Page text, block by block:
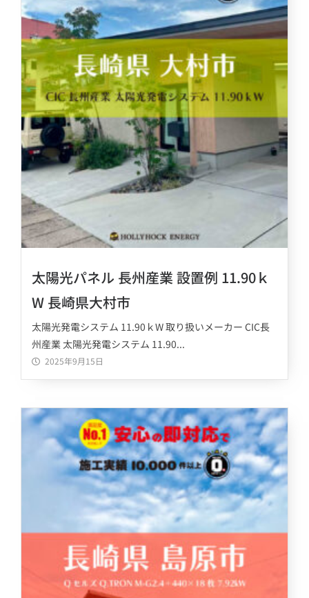
太陽光パネル 長州産業 設置例 11.90ｋ
W 長崎県大村市
太陽光発電システム 11.90ｋW 取り扱いメーカー CIC長
州産業 太陽光発電システム 11.90...
2025年9月15日